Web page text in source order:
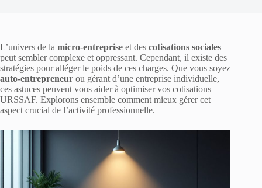
L’univers de la micro-entreprise et des cotisations sociales
peut sembler complexe et oppressant. Cependant, il existe des
stratégies pour alléger le poids de ces charges. Que vous soyez
auto-entrepreneur ou gérant d’une entreprise individuelle,
ces astuces peuvent vous aider à optimiser vos cotisations
URSSAF. Explorons ensemble comment mieux gérer cet
aspect crucial de l’activité professionnelle.